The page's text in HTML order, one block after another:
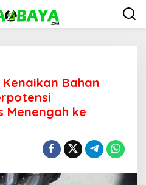
Kenaikan Bahan
Menengah ke